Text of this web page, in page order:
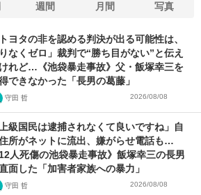
週間 月間 写真
トヨタの非を認める判決が出る可能性は、
なくゼロ」裁判で“勝ち目がない”と伝え
れど…《池袋暴走事故》父・飯塚幸三を
できなかった「長男の葛藤」
守田 哲 2026/08/08
上級国民は逮捕されなくて良いですね」自
所がネットに流出、嫌がらせ電話も…
12人死傷の池袋暴走事故》飯塚幸三の長男
面した「加害者家族への暴力」
守田 哲 2026/08/08